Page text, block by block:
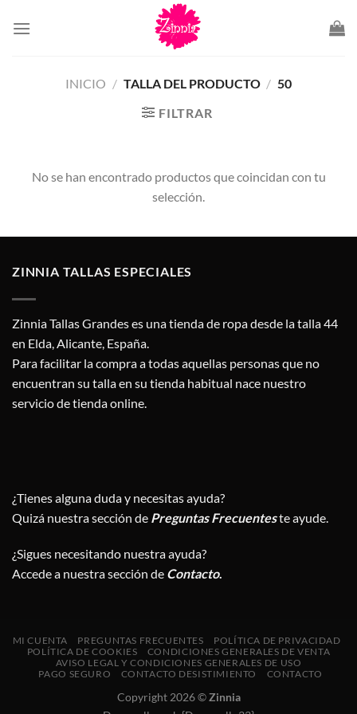
INICIO / TALLA DEL PRODUCTO / 50
FILTRAR
No se han encontrado productos que coincidan con tu
selección.
ZINNIA TALLAS ESPECIALES
Zinnia Tallas Grandes es una tienda de ropa desde la talla 44
en Elda, Alicante, España.
Para facilitar la compra a todas aquellas personas que no
encuentran su talla en su tienda habitual nace nuestro
servicio de tienda online.
¿Tienes alguna duda y necesitas ayuda?
Quizá nuestra sección de Preguntas Frecuenteste ayude.
¿Sigues necesitando nuestra ayuda?
Accede a nuestra sección de Contacto.
MI CUENTA PREGUNTAS FRECUENTES
POLÍTICA DE PRIVACIDAD
POLÍTICA DE COOKIES
CONDICIONES GENERALES DE VENTA
AVISO LEGAL Y CONDICIONES GENERALES DE USO
PAGO SEGURO
CONTACTO DESISTIMIENTO CONTACTO
Copyright 2026 ©Zinnia